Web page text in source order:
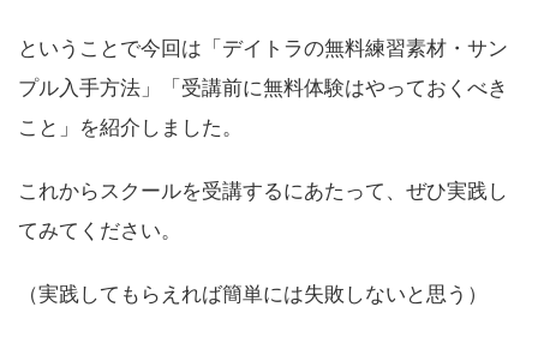
ということで今回は「デイトラの無料練習素材・サン
プル入手方法」「受講前に無料体験はやっておくべき
こと」を紹介しました。
これからスクールを受講するにあたって、ぜひ実践し
てみてください。
（実践してもらえれば簡単には失敗しないと思う）